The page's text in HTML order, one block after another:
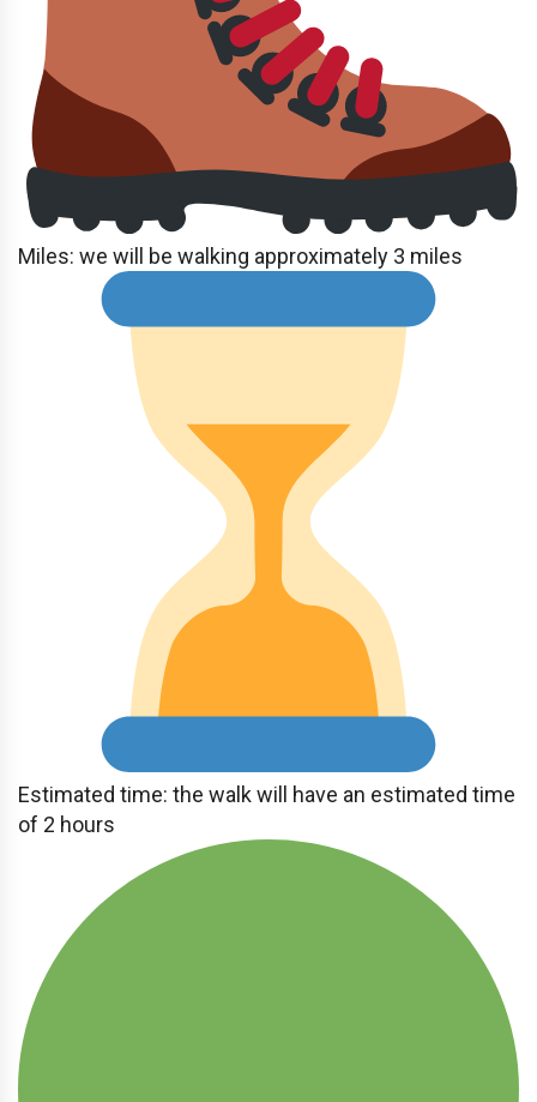
Miles: we will be walking approximately 3 miles
Estimated time: the walk will have an estimated time
of 2 hours